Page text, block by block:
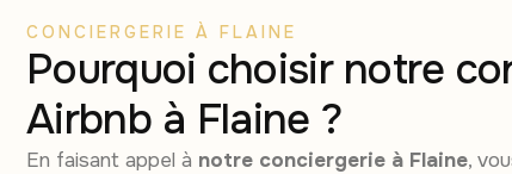
CONCIERGERIE À FLAINE
Pourquoi choisir notre
Airbnb à Flaine ?
En faisant appel à notre conciergerie à Flaine,